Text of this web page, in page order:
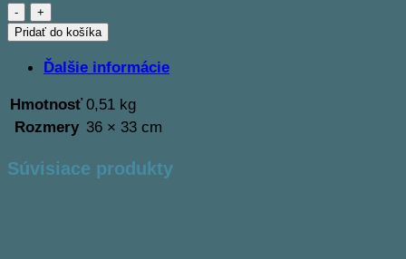
množstvo
Textilná
4D
Pridať do košíka
Ďalšie informácie
Hmotnosť 0,51 kg
Rozmery 36 × 33 cm
Súvisiace produkty